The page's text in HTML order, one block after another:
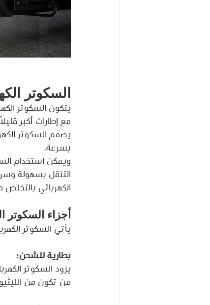
السكوتر
يتكون السكوتر
مع إطارات أكبر
يصمم السكوتر
بسرعة.
ويمكن استخدام
التنقل بسهولة
الكهربائي بالتخلص
أجزاء السكوتر
يأتي السكوتر
بطارية للشحن:
يزود السكوتر
من تكون من